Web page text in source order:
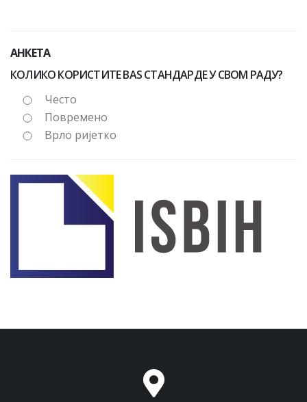
АНКЕТА
КОЛИКО КОРИСТИТЕ BAS СТАНДАРДЕ У СВОМ РАДУ?
Често
Повремено
Врло ријетко